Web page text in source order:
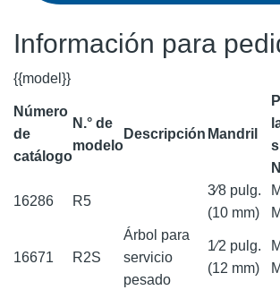
Información para
{{model}}
Número
de
catálogo
N.° de
modelo
Descripción Mandril
16286 R5
3⁄8 pulg.
(10 mm)
16671 R2S
Árbol para
servicio
pesado
1⁄2 pulg.
(12 mm)